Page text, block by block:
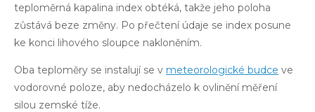
teploměrná kapalina index obtéká, takže jeho poloha
zůstává beze změny. Po přečtení údaje se index posune
ke konci lihového sloupce nakloněním.
Oba teploměry se instalují se v meteorologické budce ve
vodorovné poloze, aby nedocházelo k ovlinění měření
silou zemské tíže.